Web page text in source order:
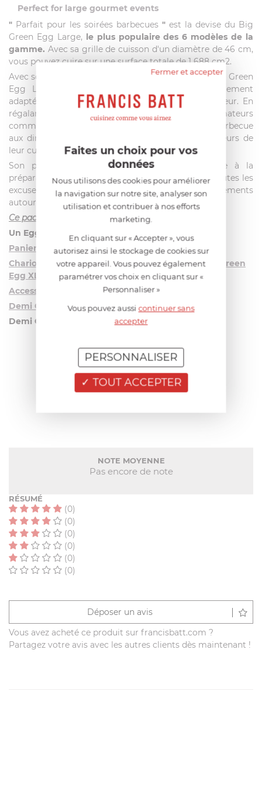
Perfect for large gourmet events
" Parfait pour les soirées barbecues " est la devise du Big
Green Egg Large,
le plus populaire des 6 modèles de la
gamme. Avec sa grille de cuisson d'un diamètre de 46 cm,
vous pouvez cuire sur une surface totale de 1 688 cm2.
Avec son poids de 73 kg et sa hauteur de 84 cm, Big Green
Egg Large est un barbecue familiale, particulièrement
adapté à la préparation de grands repas en extérieur. En
régalant plus de 8 personnes, les cuisiniers amateurs
comme professionnels impressionneront par ce barbecue
aux dimensions familiales et par les nouvelles saveurs de
leur cuisine.
Son principal atout : sa grande taille se prête à la
préparation de menus complets à trois services. Toutes les
excuses seront bonnes pour organiser des événements
autour de votre Egg Large.
Ce pack contient :
Un Egg XLarge Onyx
Panier de Conveggtor XL
Chariot à roulettes et poignée intégrée pour Big Green
Egg XL
Accessoire pour cuisson au four ConvEGGtor XL
Demi Grille Fonte L x2
Demi Grille en acier inoxydable x2
AIDE AU CHOIX
NOTE MOYENNE
Pas encore de note
RÉSUMÉ
(0)
(0)
(0)
(0)
(0)
(0)
Déposer un avis
Vous avez acheté ce produit sur francisbatt.com ?
Partagez votre avis avec les autres clients dès maintenant !
Fermer et accepter
Faites un choix pour vos
données
Nous utilisons des cookies pour améliorer
la navigation sur notre site, analyser son
utilisation et contribuer à nos efforts
marketing.
En cliquant sur « Accepter », vous
autorisez ainsi le stockage de cookies sur
votre appareil. Vous pouvez également
paramétrer vos choix en cliquant sur «
Personnaliser »
Vous pouvez aussicontinuer sans
accepter
TOUT ACCEPTER
PERSONNALISER